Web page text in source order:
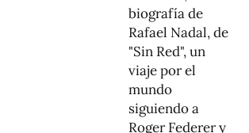
biografía de
Rafael Nadal, de
"Sin Red", un
viaje por el
mundo
siguiendo a
Roger Federer y